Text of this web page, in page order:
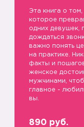
Эта книга о
которое
одних девушек,
дождаться
важно понять
на практике.
факты и
женское
мужчинами,
главное -
вы.
890 руб.